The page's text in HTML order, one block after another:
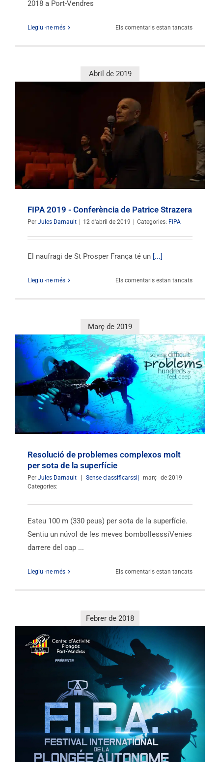
2018 a Port-Vendres
Llegiu -ne més Els comentaris estan tancatsal
Abril de 2019
FIPA 2019 - Conferència de Patrice Strazera
Per Jules Darnault | 12 d'abril de 2019 | Categories: FIPA
El naufragi de St Prosper França té un[...]
Llegiu -ne més Els comentaris estan tancatsa
Patrice
Strazzera
Març de 2019
Resolució de problemes complexos molt
per sota de la superfície
Per Jules Darnault Sense classificarssi| març de 2019
Categories:
Esteu 100 m (330 peus) per sota de la superfície.
Sentiu un núvol de les meves bombollesssiVenies
darrere del cap ...
Llegiu -ne més Els comentaris estan tancatsa
Febrer de 2018